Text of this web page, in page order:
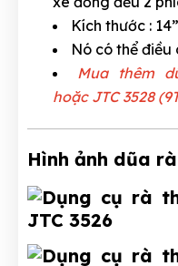
Kích thước :
Nó có thể điều
Mua thêm
hoặc JTC 3528
Hình ảnh dũa